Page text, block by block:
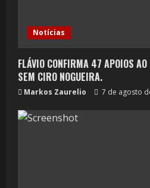
Notícias
FLÁVIO CONFIRMA 47 APOIOS
SEM CIRO NOGUEIRA.
Markos Zaurelio 7 de agosto